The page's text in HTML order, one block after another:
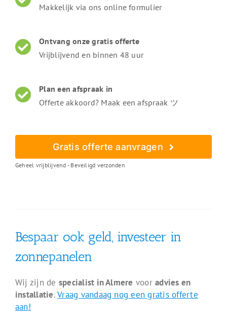
Makkelijk via ons online formulier
Ontvang onze gratis offerte
Vrijblijvend en binnen 48 uur
Plan een afspraak in
Offerte akkoord? Maak een afspraak ツ
Gratis offerte aanvragen
Geheel vrijblijvend - Beveiligd verzonden
Bespaar ook geld, investeer in
zonnepanelen
Wij zijn de specialist in Almere vooradvies en
installatie.Vraag vandaag nog een gratis offerte
aan!